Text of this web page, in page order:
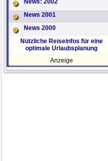
News: 2002
News 2001
News 2000
Nützliche Reiseinfos für eine
optimale Urlaubsplanung
Anzeige